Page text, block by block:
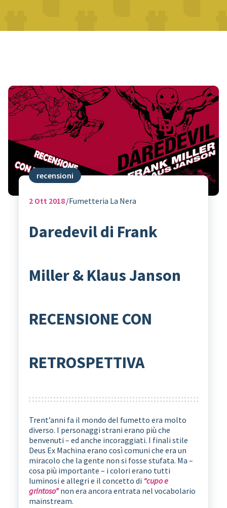
recensioni
2Ott 2018 Fumetteria La Nera
Daredevil di Frank
Miller & Klaus Janson
RECENSIONE CON
RETROSPETTIVA
Trent’anni fa il mondo del fumetto era molto
diverso. I personaggi strani erano più che
benvenuti – ed anche incoraggiati. I finali stile
Deus Ex Machina erano così comuni che era un
miracolo che la gente non si fosse stufata. Ma –
cosa più importante – i colori erano tutti
luminosi e allegri e il concetto di “cupo e
grintoso”non era ancora entrata nel vocabolario
mainstream.